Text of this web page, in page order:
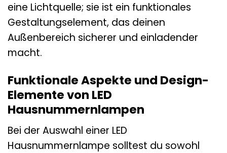
eine Lichtquelle; sie ist ein funktionales
Gestaltungselement, das deinen
Außenbereich sicherer und einladender
macht.
Funktionale Aspekte und Design-
Elemente von LED
Hausnummernlampen
Bei der Auswahl einer LED
Hausnummernlampe solltest du sowohl